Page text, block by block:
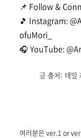
📌 Follow &
🎵 Instagram:
ofuMori_
🎧 YouTube:
글 출처: 데일
여러분은 ver.1 or